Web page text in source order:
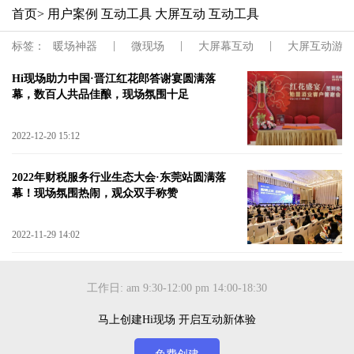
首页> 用户案例 互动工具 大屏互动 互动工具
标签： 暖场神器 微现场 大屏幕互动 大屏互动游戏
Hi现场助力中国·晋江红花郎答谢宴圆满落
幕，数百人共品佳酿，现场氛围十足
2022-12-20 15:12
2022年财税服务行业生态大会·东莞站圆满落
幕！现场氛围热闹，观众双手称赞
2022-11-29 14:02
工作日: am 9:30-12:00 pm 14:00-18:30
马上创建Hi现场 开启互动新体验